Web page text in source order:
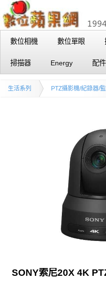
數位相機 數位單眼
掃描器 Energy 配件
生活系列 PTZ攝影機/紀錄器/
SONY索尼20X 4K